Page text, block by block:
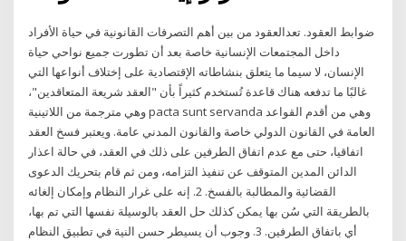
ضوابط العقود. تعدالعقود من بين أهم التصرفات القانونية في حياة الأفراد
داخل المجتمعات الإنسانية خاصة بعد أن تطورت جميع نواحي حياة
الإنسان، لا سيما ما يتعلق بنشاطاته الإقتصادية على إختلاف أنواعها التي
غالبًا ما تدفعه هناك قاعدة تُستخدم كثيراً بأن "العقد شريعة المتعاقدين"،
وهي مترجمة من اللاتينية pacta sunt servanda وهي من أقدم القواعد
العامة في القانون الدولي خاصة والقانون المدني عامة. ويعتبر فسخ العقد
اتفاقيا، حتى مع عدم اتفاق الطرفين على ذلك في العقد، في حالة اعذار
الدائن المدين المتوقف عن تنفيذ التزامه، ومن ثم قام بتحريك الدعوى
القضائية والمطالبة بالفسخ. 2. إنه على غرار النظام وإمكان إلغائه
بالطريقة التي سُن بها يمكن كذلك حل العقد بالوسيلة نفسها التي تم بها،
أي باتفاق الطرفين. 3. وجوب أن يسيطر حسن النية في تطبيق النظام